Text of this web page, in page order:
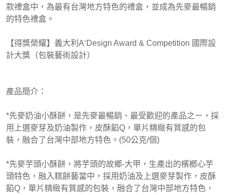
款禮盒中，為最有台灣地方特色的禮盒，並成為先麥最暢銷
的特色禮盒。
【得獎榮耀】義大利A‘Design Award & Competition 國際設
計大獎（包裝藝術設計）
產品簡介：
*先麥奶油小酥餅，是先麥最暢銷、最受歡迎的產品之ㄧ，採
用上選麥芽及奶油製作，皮酥餡Q，單片精緻有質感的包
裝，融合了台灣中部地方特色。(50公克/個)
*先麥芋頭小酥餅，將芋頭的故鄉-大甲，生產出的檳榔心芋
頭特色，融入糕餅藝當中，採用奶油及上選麥芽製作，皮酥
餡Q，單片精緻有質感的包裝，融合了台灣中部地方特色，